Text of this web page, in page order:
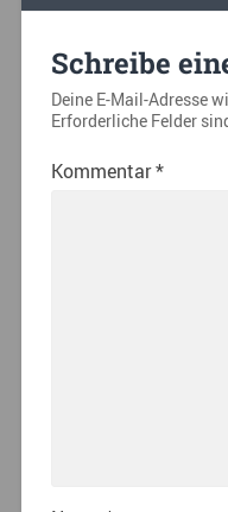
Schreibe
Deine E-Mail-Adresse
Erforderliche Felder
Kommentar*